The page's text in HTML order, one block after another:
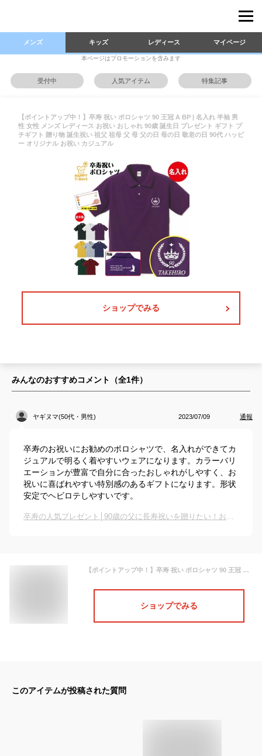
メンズ キッズ レディース マイページ
本ページはプロモーションを含みます
受付中 人気アイテム 特集記事
【ポイントアップ中！】卒寿 祝い ポロシャツ 90 王冠 A BP | 名入れ 半袖 男
性 女性 メンズ レディース お祝い おしゃれ 90歳 誕生日 プレゼント ギフト プ
チギフト 贈り物 誕生祝い 祖父 祖母 父 母 父の日 母の日 敬老の日 90代 ハッピ
ー オリジナル お祝い カジュアル
ショップでみる
みんなのおすすめコメント（全1件）
ヤギヌマ(50代・男性) 2023/07/09 通報
卒寿のお祝いにお勧めのポロシャツで、名入れができてカ
ジュアルで明るく着やすいウェアになります。カラーバリ
エーションが豊富で自分に合ったおしゃれがしやすく、お
祝いに喜ばれやすい特別感のあるギフトになります。形状
安定でヘビロテしやすいです。
卒寿の人気プレゼント│90歳の父に長寿祝いを贈りたい！おすすめは？
【ポイントアップ中！】卒寿 祝い ポロシャツ 90 王冠 A BP | 名入れ 半袖 男性 女性 メンズ レディース お祝い おしゃれ 90歳 誕生日 プレゼント ギフト プチギフト 贈り物 誕生祝い 祖父 祖母 父 母 父の日 母の日 敬老の日 90代 ハッピー オリジナル お祝い カジュアル
ショップでみる
このアイテムが投稿された質問